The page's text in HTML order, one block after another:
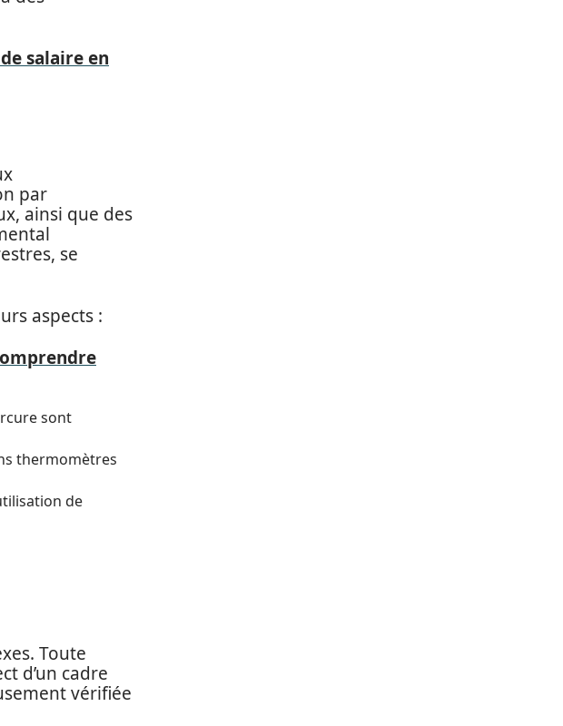
salaire en
par
ainsi que des
se
aspects :
sont
thermomètres
de
Toute
d’un cadre
vérifiée